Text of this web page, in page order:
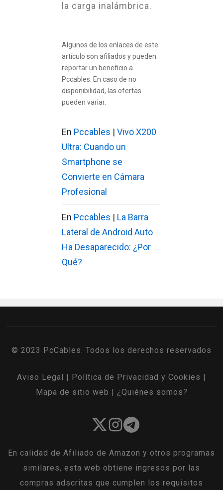
la carga inalámbrica.
Algunos de los enlaces de este
artículo son afiliados y pueden
reportar un beneficio a
Pccables. En caso de no
disponibilidad, las ofertas
pueden variar.
En Pccables | Vivo X200
Ultra: Cuando un
Smartphone se
Convierte en Cámara
Profesional
En Pccables | La Barra
Lateral de Android Auto
Ha Desaparecido: ¿Por
Qué?
© 2023 PcCables. Todos los derechos reservados
Aviso Legal Política de Privacidad y Cookies
Mapa de sitio web
¿Quiénes somos?
En calidad de Afiliado de Amazon y otros programas
similares, esta web obtiene ingresos por las
compras adscritas que cumplen los requisitos